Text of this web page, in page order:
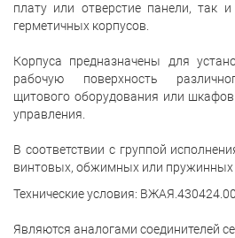
плату или отверстие панели, так
герметичных корпусов.
Корпуса предназначены для
рабочую поверхность
щитового оборудования или шкафов
управления.
В соответствии с группой
винтовых, обжимных или пружинных
Технические условия:
Являются аналогами соединителей